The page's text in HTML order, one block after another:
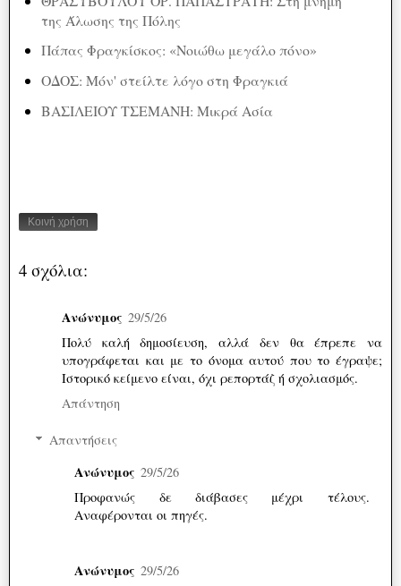
της Άλωσης της Πόλης
Πάπας Φραγκίσκος: «Νοιώθω μεγάλο πόνο»
ΟΔΟΣ: Μόν' στείλτε λόγο στη Φραγκιά
ΒΑΣΙΛΕΙΟΥ ΤΣΕΜΑΝΗ: Μικρά Ασία
Κοινή χρήση
4 σχόλια:
Ανώνυμος 29/5/26
Πολύ καλή δημοσίευση, αλλά δεν θα έπρεπε να
υπογράφεται και με το όνομα αυτού που το έγραψε;
Ιστορικό κείμενο είναι, όχι ρεπορτάζ ή σχολιασμός.
Απάντηση
Απαντήσεις
Ανώνυμος 29/5/26
Προφανώς δε διάβασες μέχρι τέλους.
Αναφέρονται οι πηγές.
Ανώνυμος 29/5/26